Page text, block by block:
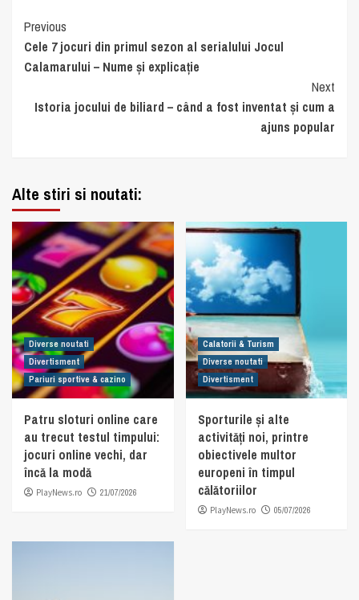
Continue
Reading
Previous
Cele 7 jocuri din primul sezon al serialului Jocul
Calamarului – Nume și explicație
Next
Istoria jocului de biliard – când a fost inventat și cum a
ajuns popular
Alte stiri si noutati:
Diverse noutati
Divertisment
Pariuri sportive & cazino
Patru sloturi online care
au trecut testul timpului:
jocuri online vechi, dar
încă la modă
PlayNews.ro 21/07/2026
Calatorii & Turism
Diverse noutati
Divertisment
Sporturile și alte
activități noi, printre
obiectivele multor
europeni în timpul
călătoriilor
PlayNews.ro 05/07/2026